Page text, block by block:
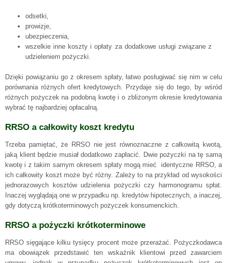
odsetki,
prowizje,
ubezpieczenia,
wszelkie inne koszty i opłaty za dodatkowe usługi związane z
udzieleniem pożyczki.
Dzięki powiązaniu go z okresem spłaty, łatwo posługiwać się nim w celu
porównania różnych ofert kredytowych. Przydaje się do tego, by wśród
różnych pożyczek na podobną kwotę i o zbliżonym okresie kredytowania
wybrać tę najbardziej opłacalną.
RRSO a całkowity koszt kredytu
Trzeba pamiętać, że RRSO nie jest równoznaczne z całkowitą kwotą,
jaką klient będzie musiał dodatkowo zapłacić. Dwie pożyczki na tę samą
kwotę i z takim samym okresem spłaty mogą mieć identyczne RRSO, a
ich całkowity koszt może być różny. Zależy to na przykład od wysokości
jednorazowych kosztów udzielenia pożyczki czy harmonogramu spłat.
Inaczej wyglądają one w przypadku np. kredytów hipotecznych, a inaczej,
gdy dotyczą krótkoterminowych pożyczek konsumenckich.
RRSO a pożyczki krótkoterminowe
RRSO sięgające kilku tysięcy procent może przerażać. Pożyczkodawca
ma obowiązek przedstawić ten wskaźnik klientowi przed zawarciem